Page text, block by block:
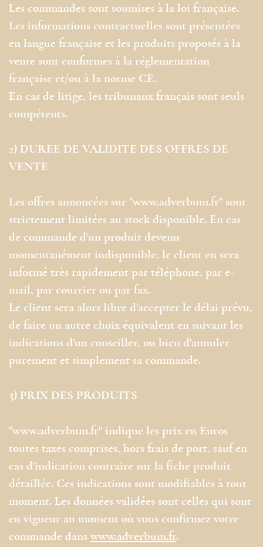
Les commandes sont soumises à la loi française.
Les informations contractuelles sont présentées
en langue française et les produits proposés à la
vente sont conformes à la réglementation
française et/ou à la norme CE.
En cas de litige, les tribunaux français sont seuls
compétents.
2) DUREE DE VALIDITE DES OFFRES DE
VENTE
Les offres annoncées sur "www.adverbum.fr" sont
strictement limitées au stock disponible. En cas
de commande d'un produit devenu
momentanément indisponible, le client en sera
informé très rapidement par téléphone, par e-
mail, par courrier ou par fax.
Le client sera alors libre d'accepter le délai prévu,
de faire un autre choix équivalent en suivant les
indications d'un conseiller, ou bien d'annuler
purement et simplement sa commande.
3) PRIX DES PRODUITS
"www.adverbum.fr" indique les prix en Euros
toutes taxes comprises, hors frais de port, sauf en
cas d'indication contraire sur la fiche produit
détaillée. Ces indications sont modifiables à tout
moment. Les données validées sont celles qui sont
en vigueur au moment où vous confirmez votre
commande danswww.adverbum.fr.